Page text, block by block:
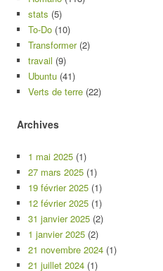
stats (5)
To-Do (10)
Transformer(2)
travail (9)
Ubuntu (41)
Verts de terre (22)
Archives
1 mai 2025 (1)
27 mars 2025 (1)
19 février 2025 (1)
12 février 2025 (1)
31 janvier 2025 (2)
1 janvier 2025 (2)
21 novembre 2024 (1)
21 juillet 2024 (1)